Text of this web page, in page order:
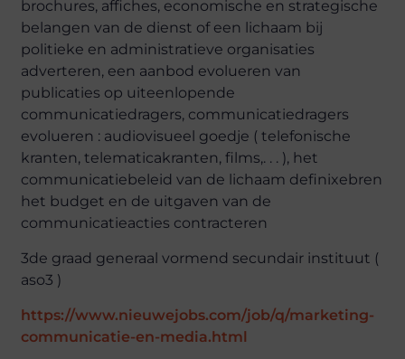
brochures, affiches, economische en strategische
belangen van de dienst of een lichaam bij
politieke en administratieve organisaties
adverteren, een aanbod evolueren van
publicaties op uiteenlopende
communicatiedragers, communicatiedragers
evolueren : audiovisueel goedje ( telefonische
kranten, telematicakranten, films,. . . ), het
communicatiebeleid van de lichaam definixebren
het budget en de uitgaven van de
communicatieacties contracteren
3de graad generaal vormend secundair instituut (
aso3 )
https://www.nieuwejobs.com/job/q/marketing-
communicatie-en-media.html